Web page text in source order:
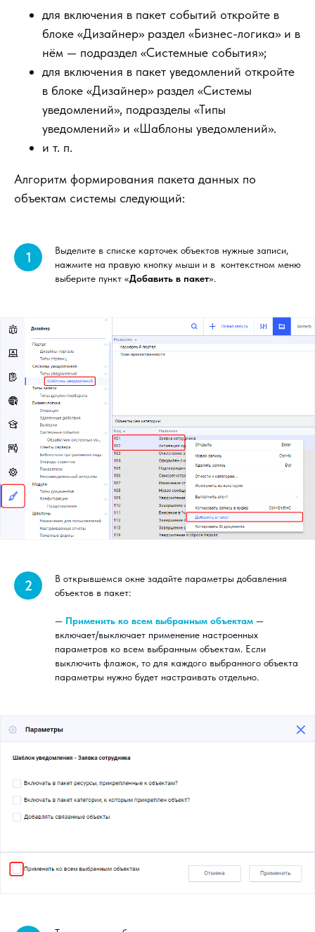
для включения в пакет событий откройте в
блоке «Дизайнер» раздел «Бизнес-логика» и в
нём — подраздел «Системные события»;
для включения в пакет уведомлений откройте
в блоке «Дизайнер» раздел «Системы
уведомлений», подразделы «Типы
уведомлений» и «Шаблоны уведомлений».
и т. п.
Алгоритм формирования пакета данных по
объектам системы следующий:
1
Выделите в списке карточек объектов нужные записи,
нажмите на правую кнопку мыши и в контекстном меню
выберите пункт «Добавить в пакет».
2
В открывшемся окне задайте параметры добавления
объектов в пакет:
— Применить ко всем выбранным объектам —
включает/выключает применение настроенных
параметров ко всем выбранным объектам. Если
выключить флажок, то для каждого выбранного объекта
параметры нужно будет настраивать отдельно.